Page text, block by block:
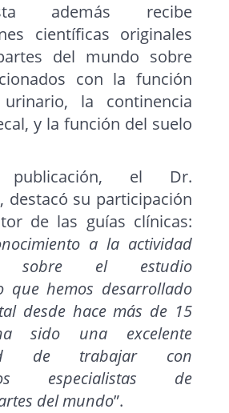
además recibe
científicas originales
del mundo sobre
con la función
la continencia
y la función del suelo
el Dr.
destacó su participación
de las guías clínicas:
a la actividad
sobre el estudio
que hemos desarrollado
desde hace más de 15
sido una excelente
de trabajar con
especialistas de
del mundo”.